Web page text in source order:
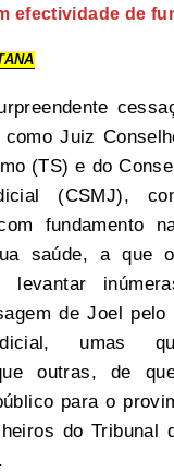
efectividade de
Juiz
(TS) e do
(CSMJ),
fundamento
saúde, a que
levantar
de Joel pelo
umas
outras, de
para o
do Tribunal